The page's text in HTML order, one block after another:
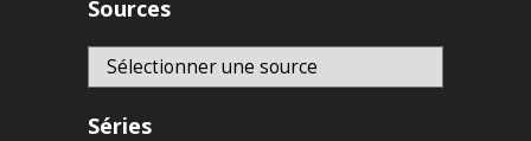
Sources
Séries